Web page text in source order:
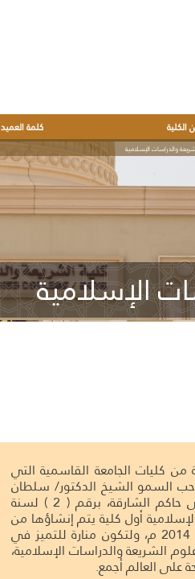
الكلية كلمة العميد
والدراسات الإسلامية
الإسلامية
من كليات الجامعة القاسمية التي
السمو الشيخ الدكتور/ سلطان
بن محمد القاسمي عضو المجلس الأعلى حاكم الشارقة، برقم ( 2 ) لسنة
الإسلامية أول كلية يتم إنشاؤها من
بين كليات الجامعة عام 1435 هـ الموافق 2014 م، ولتكون منارة للتميز في
الشريعة والدراسات الإسلامية،
على العالم أجمع.